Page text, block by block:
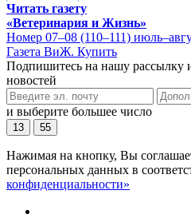
Читать газету
«Ветеринария и Жизнь»
Номер 07–08 (110–111)
Газета ВиЖ. Купить
Подпишитесь на нашу рассылку и
новостей
и выберите большее число
13 55
Нажимая на кнопку, Вы
персональных данных в
конфиденциальности»